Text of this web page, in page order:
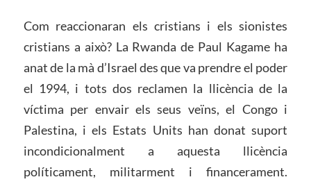
Com reaccionaran els cristians i els sionistes
cristians a això? La Rwanda de Paul Kagame ha
anat de la mà d’Israel des que va prendre el poder
el 1994, i tots dos reclamen la llicència de la
víctima per envair els seus veïns, el Congo i
Palestina, i els Estats Units han donat suport
incondicionalment a aquesta llicència
políticament, militarment i financerament.